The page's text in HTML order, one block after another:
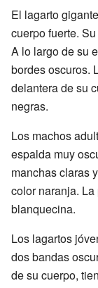
El lagarto
cuerpo fuerte.
A lo largo de su
bordes oscuros.
delantera de su
negras.
Los machos
espalda muy
manchas claras
color naranja.
blanquecina.
Los lagartos
dos bandas
de su cuerpo,